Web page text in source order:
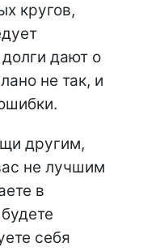
кругов,
дают о
не так, и
другим,
не лучшим
в
себя